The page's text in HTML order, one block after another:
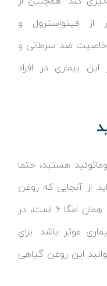
فیتواسترول و
خاصیت ضد سرطانی و
بیماری در افراد
هستید، حتما
از آنجایی که روغن
ذرت سرشار از اسید لینولئیک و یا همان امگا ۶ است، در
موثر باشد. برای
این روغن گیاهی